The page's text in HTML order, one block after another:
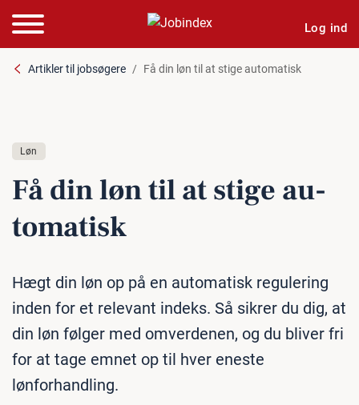
Log ind
Artikler til jobsøgere Få din løn til at stige automatisk
Løn
Få din løn til at stige au­
to­ma­tisk
Hægt din løn op på en automatisk regulering
inden for et relevant indeks. Så sikrer du dig, at
din løn følger med omverdenen, og du bliver fri
for at tage emnet op til hver eneste
lønforhandling.